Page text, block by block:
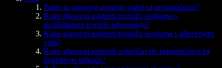
Zašto su glasovni asistenti važni za pristupačnost?
Kako glasovni asistenti pomažu osobama s
invaliditetom koristiti tehnologiju?
Kako glasovni asistenti pomažu osobama s oštećenjem
vida?
Kako glasovni asistenti poboljšavaju pristupačnost za
kognitivne teškoće?